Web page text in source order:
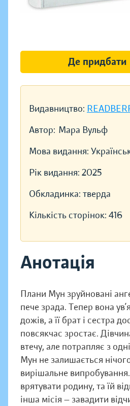
Видавництво:
Автор: Мара Вульф
Мова видання:
Рік видання: 2025
Обкладинка: тверда
Кількість сторінок: 416
Анотація
Плани Мун зруйновані
пече зрада. Тепер вона
дожів, а її брат і сестра
повсякчас зростає.
втечу, але потрапляє з
Мун не залишається
вирішальне
врятувати родину, та їй
інша місія — завадити
Де придбати